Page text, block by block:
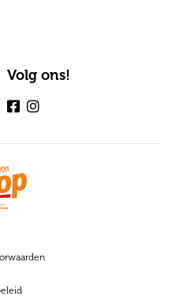
Volg ons!
Facebook